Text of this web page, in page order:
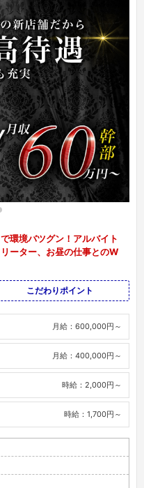
環境バツグン！アルバイト
ーター、お昼の仕事とのW
こだわりポイント
月給：600,000円～
月給：400,000円～
時給：2,000円～
時給：1,700円～